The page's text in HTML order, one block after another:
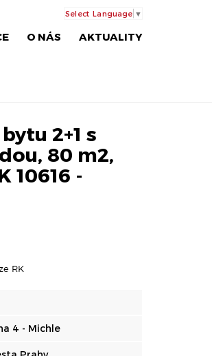
O NÁS AKTUALITY
Select Language ▼
2+1 s
80 m2,
10616 -
RK
4 - Michle